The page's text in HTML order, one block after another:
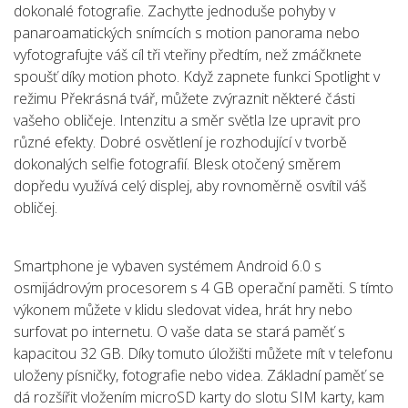
dokonalé fotografie. Zachyťte jednoduše pohyby v
panaroamatických snímcích s motion panorama nebo
vyfotografujte váš cíl tři vteřiny předtím, než zmáčknete
spoušť díky motion photo. Když zapnete funkci Spotlight v
režimu Překrásná tvář, můžete zvýraznit některé části
vašeho obličeje. Intenzitu a směr světla lze upravit pro
různé efekty. Dobré osvětlení je rozhodující v tvorbě
dokonalých selfie fotografií. Blesk otočený směrem
dopředu využívá celý displej, aby rovnoměrně osvítil váš
obličej.
Smartphone je vybaven systémem Android 6.0 s
osmijádrovým procesorem s 4 GB operační paměti. S tímto
výkonem můžete v klidu sledovat videa, hrát hry nebo
surfovat po internetu. O vaše data se stará paměť s
kapacitou 32 GB. Díky tomuto úložišti můžete mít v telefonu
uloženy písničky, fotografie nebo videa. Základní paměť se
dá rozšířit vložením microSD karty do slotu SIM karty, kam